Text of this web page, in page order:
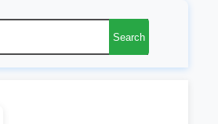
Search